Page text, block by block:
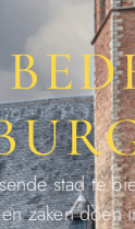
stad te
zaken